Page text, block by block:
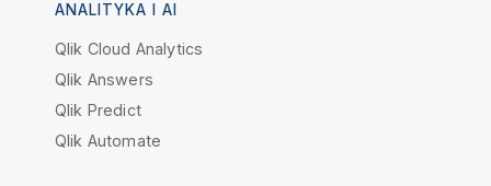
ANALITYKA I AI
Qlik Cloud Analytics
Qlik Answers
Qlik Predict
Qlik Automate